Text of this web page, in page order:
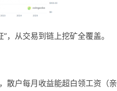
，从交易到链上挖矿全覆盖。
散户每月收益能超白领工资（